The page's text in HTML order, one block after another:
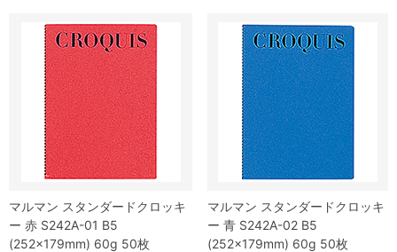
マルマン スタンダードクロッキ
ー 赤 S242A-01 B5
(252×179mm) 60g 50枚
マルマン スタンダードクロッキ
ー 青 S242A-02 B5
(252×179mm) 60g 50枚